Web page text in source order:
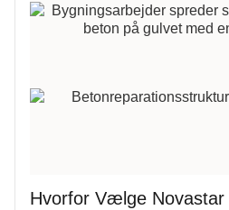
Hvorfor Vælge Novastar